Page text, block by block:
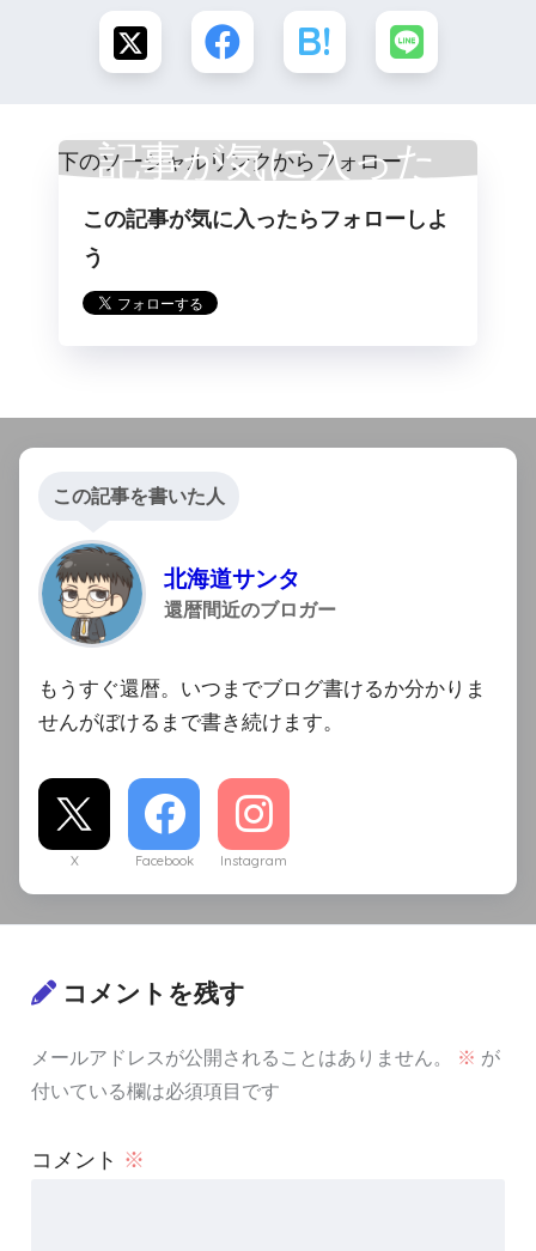
記事が気に入った
らフォロー
この記事が気に入ったらフォローしよ
う
この記事を書いた人
北海道サンタ
還暦間近のブロガー
もうすぐ還暦。いつまでブログ書けるか分かりま
せんがぼけるまで書き続けます。
X Facebook Instagram
コメントを残す
メールアドレスが公開されることはありません。 ※ が
付いている欄は必須項目です
コメント ※